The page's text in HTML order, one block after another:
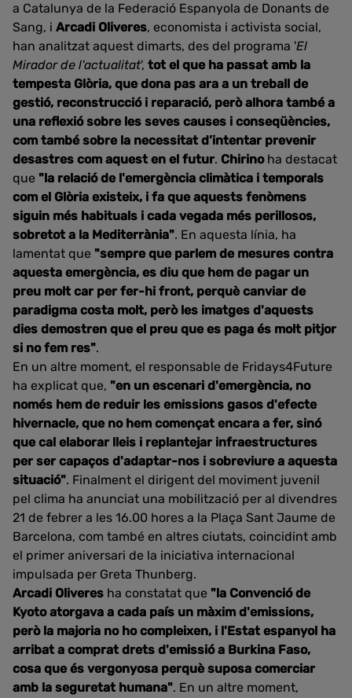
a Catalunya de la Federació Espanyola de Donants de
Sang, i Arcadi Oliveres, economista i activista social,
han analitzat aquest dimarts, des del programa 'El
Mirador de l'actualitat', tot el que ha passat amb la
tempesta Glòria, que dona pas ara a un treball de
gestió, reconstrucció i reparació, però alhora també a
una reflexió sobre les seves causes i conseqüències,
com també sobre la necessitat d’intentar prevenir
desastres com aquest en el futur. Chirino ha destacat
que "la relació de l'emergència climàtica i temporals
com el Glòria existeix, i fa que aquests fenòmens
siguin més habituals i cada vegada més perillosos,
sobretot a la Mediterrània". En aquesta línia, ha
lamentat que "sempre que parlem de mesures contra
aquesta emergència, es diu que hem de pagar un
preu molt car per fer-hi front, perquè canviar de
paradigma costa molt, però les imatges d'aquests
dies demostren que el preu que es paga és molt pitjor
si no fem res".
En un altre moment, el responsable de Fridays4Future
ha explicat que, "en un escenari d'emergència, no
només hem de reduir les emissions gasos d'efecte
hivernacle, que no hem començat encara a fer, sinó
que cal elaborar lleis i replantejar infraestructures
per ser capaços d'adaptar-nos i sobreviure a aquesta
situació". Finalment el dirigent del moviment juvenil
pel clima ha anunciat una mobilització per al divendres
21 de febrer a les 16.00 hores a la Plaça Sant Jaume de
Barcelona, com també en altres ciutats, coincidint amb
el primer aniversari de la iniciativa internacional
impulsada per Greta Thunberg.
Arcadi Oliveres ha constatat que "la Convenció de
Kyoto atorgava a cada país un màxim d'emissions,
però la majoria no ho compleixen, i l'Estat espanyol ha
arribat a comprat drets d'emissió a Burkina Faso,
cosa que és vergonyosa perquè suposa comerciar
amb la seguretat humana". En un altre moment,